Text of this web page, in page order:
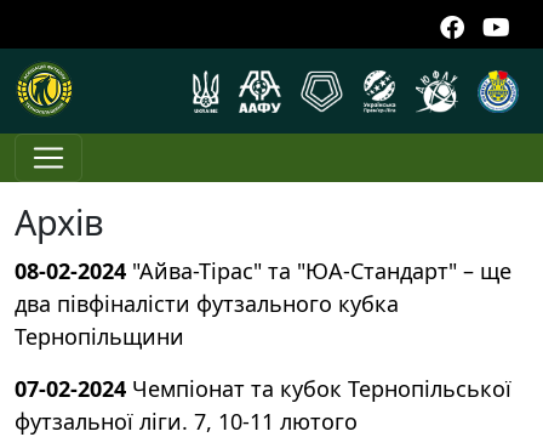
Архів
08-02-2024 "Айва-Тірас" та "ЮА-Стандарт" – ще
два півфіналісти футзального кубка
Тернопільщини
07-02-2024 Чемпіонат та кубок Тернопільської
футзальної ліги. 7, 10-11 лютого